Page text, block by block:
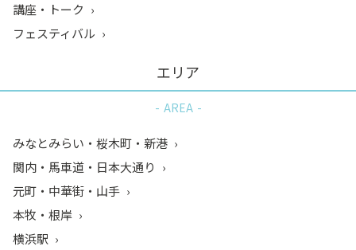
講座・トーク
フェスティバル
エリア
AREA
みなとみらい・桜木町・新港
関内・馬車道・日本大通り
元町・中華街・山手
本牧・根岸
横浜駅